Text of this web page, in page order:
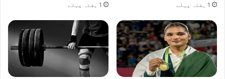
1 ہفتہ پہلے 1 ہفتہ پہلے